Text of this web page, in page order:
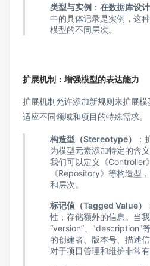
类型与实例： 在数据库设
中的具体记录是实例，这
模型的不同层次。
扩展机制：增强模型的表达能力
扩展机制允许添加新规则来扩展
适应不同领域和项目的特殊需求。
构造型（Stereotype）
：
为模型元素添加特定的含
我们可以定义《Controller
《Repository》等构造型
和层次。
标记值（Tagged Value）
性，存储额外的信息。当
“version”、"description"
的创建者、版本号、描述
对于项目管理和维护非常有